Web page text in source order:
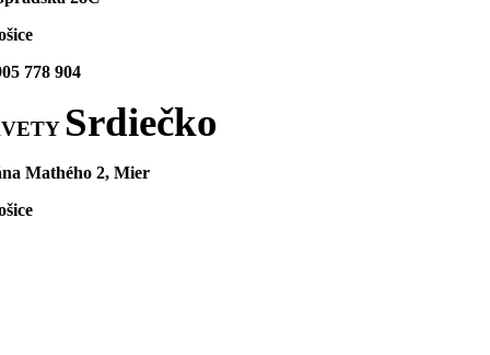
778 904
Srdiečko
Mathého 2, Mier